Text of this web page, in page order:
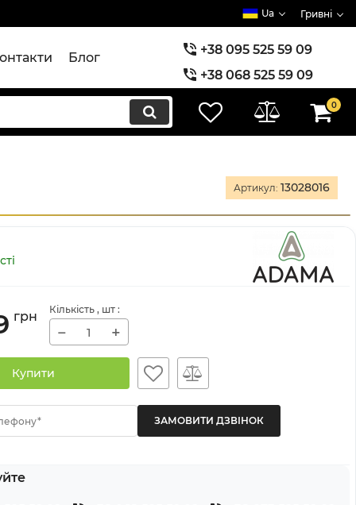
Ua Гривні
Блог
+38 095 525 59 09
+38 068 525 59 09
+38 073 525 59 09
0
Артикул: 13028016
грн Кількість , шт :
− +
Купити